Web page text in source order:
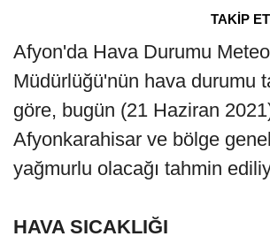
TAKİP ET
Afyon'da Hava Durumu
Müdürlüğü'nün hava durumu
göre, bugün (21 Haziran
Afyonkarahisar ve bölge
yağmurlu olacağı tahmin
HAVA SICAKLIĞI